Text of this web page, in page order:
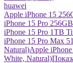
huawei
Apple iPhone 15
iPhone 15 Pro
iPhone 15 Pro 1TB
iPhone 15 Pro Max
Natural)Apple
White, Natural)